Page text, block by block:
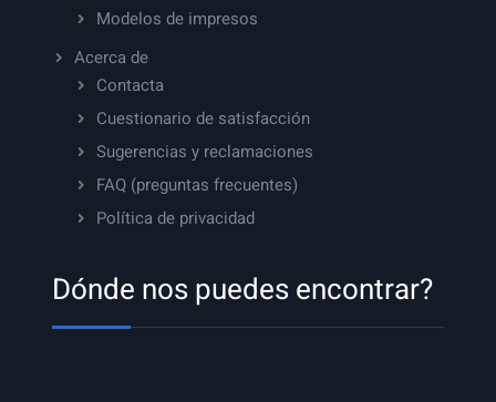
Modelos de impresos
Acerca de
Contacta
Cuestionario de satisfacción
Sugerencias y reclamaciones
FAQ (preguntas frecuentes)
Política de privacidad
Dónde nos puedes encontrar?